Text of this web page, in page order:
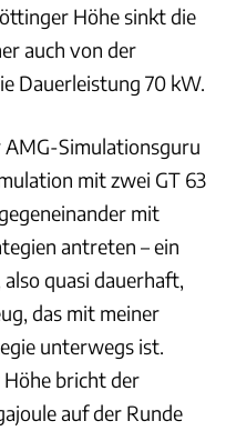
Höhe sinkt die
auch von der
Dauerleistung 70 kW.
AMG-Simulationsguru
mit zwei GT 63
mit
antreten – ein
quasi dauerhaft,
das mit meiner
unterwegs ist.
bricht der
auf der Runde